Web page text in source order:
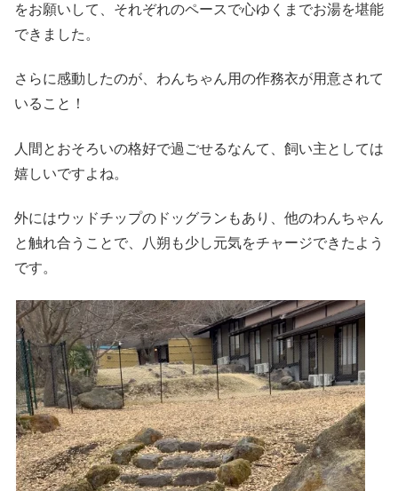
をお願いして、それぞれのペースで心ゆくまでお湯を堪能
できました。
さらに感動したのが、わんちゃん用の作務衣が用意されて
いること！
人間とおそろいの格好で過ごせるなんて、飼い主としては
嬉しいですよね。
外にはウッドチップのドッグランもあり、他のわんちゃん
と触れ合うことで、八朔も少し元気をチャージできたよう
です。